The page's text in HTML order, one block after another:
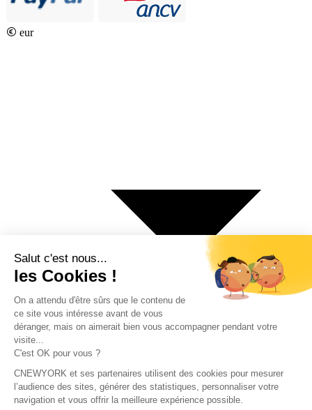
eur
€ Euro
$ Dollar US
$ Dollar Canadien
₣ Franc Suisse